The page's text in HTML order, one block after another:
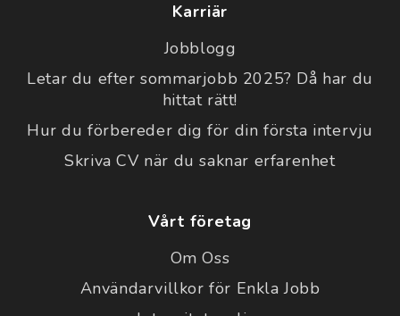
Karriär
Jobblogg
Letar du efter sommarjobb 2025? Då har du
hittat rätt!
Hur du förbereder dig för din första intervju
Skriva CV när du saknar erfarenhet
Vårt företag
Om Oss
Användarvillkor för Enkla Jobb